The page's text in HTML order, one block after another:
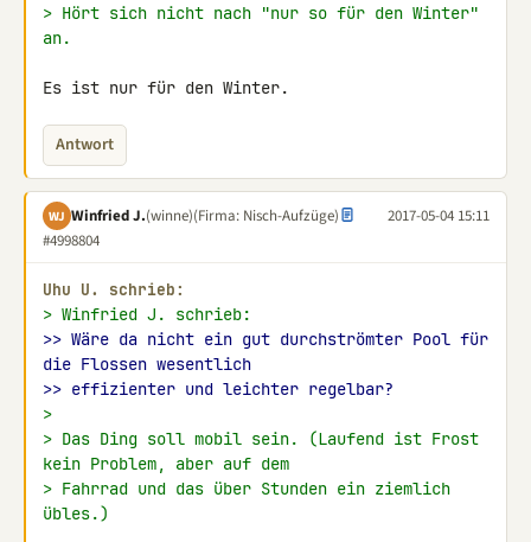
> Hört sich nicht nach "nur so für den Winter"
an.
Es ist nur für den Winter.
Antwort
WJ Winfried J.(winne)(Firma: Nisch-Aufzüge)
2017-05-04 15:11
#4998804
Uhu U. schrieb:
> Winfried J. schrieb:
>> Wäre da nicht ein gut durchströmter Pool für
die Flossen wesentlich
>> effizienter und leichter regelbar?
>
> Das Ding soll mobil sein. (Laufend ist Frost
kein Problem, aber auf dem
> Fahrrad und das über Stunden ein ziemlich
übles.)